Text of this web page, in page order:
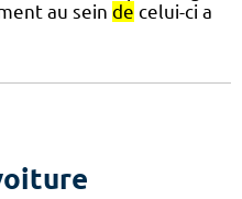
au sein de celui-ci a